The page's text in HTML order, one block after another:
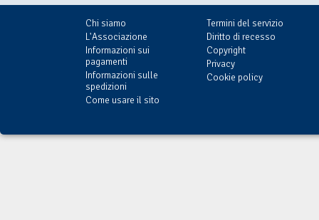
Chi siamo
L'Associazione
Informazioni sui
pagamenti
Informazioni sulle
spedizioni
Come usare il sito
Termini del servizio
Diritto di recesso
Copyright
Privacy
Cookie policy